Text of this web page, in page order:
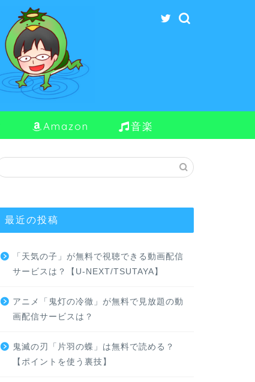
Amazon 音楽
最近の投稿
「天気の子」が無料で視聴できる動画配信
サービスは？【U-NEXT/TSUTAYA】
アニメ「鬼灯の冷徹」が無料で見放題の動
画配信サービスは？
鬼滅の刃「片羽の蝶」は無料で読める？
【ポイントを使う裏技】